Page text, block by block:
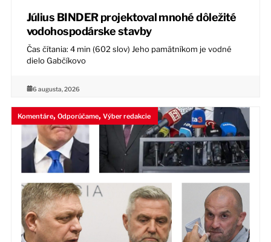
Július BINDER projektoval mnohé dôležité
vodohospodárske stavby
Čas čítania: 4 min (602 slov) Jeho pamätníkom je vodné
dielo Gabčíkovo
6 augusta, 2026
Komentáre, Odporúčame, Výber redakcie